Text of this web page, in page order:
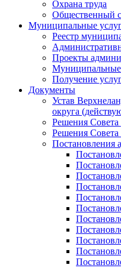
Охрана труда
Общественный
Муниципальные
Реестр
Проекты
Муниципальные
Получение
Документы
Устав
округа
Решения Совета
Решения Совета
Постановления